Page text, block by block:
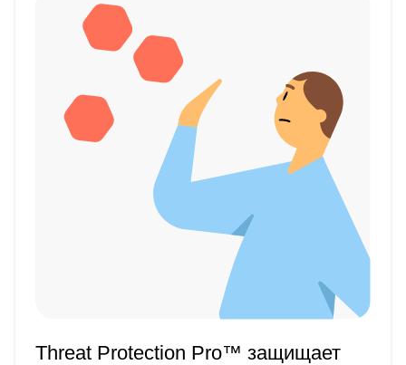
Threat Protection Pro™ защищает